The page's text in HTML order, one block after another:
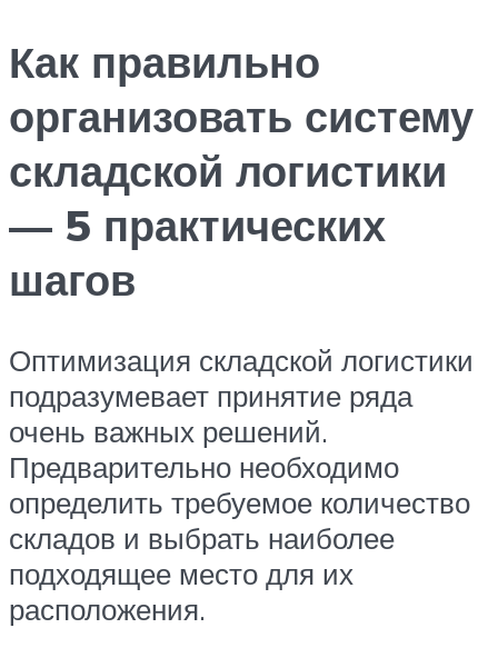
Как правильно
организовать систему
складской логистики
— 5 практических
шагов
Оптимизация складской логистики
подразумевает принятие ряда
очень важных решений.
Предварительно необходимо
определить требуемое количество
складов и выбрать наиболее
подходящее место для их
расположения.